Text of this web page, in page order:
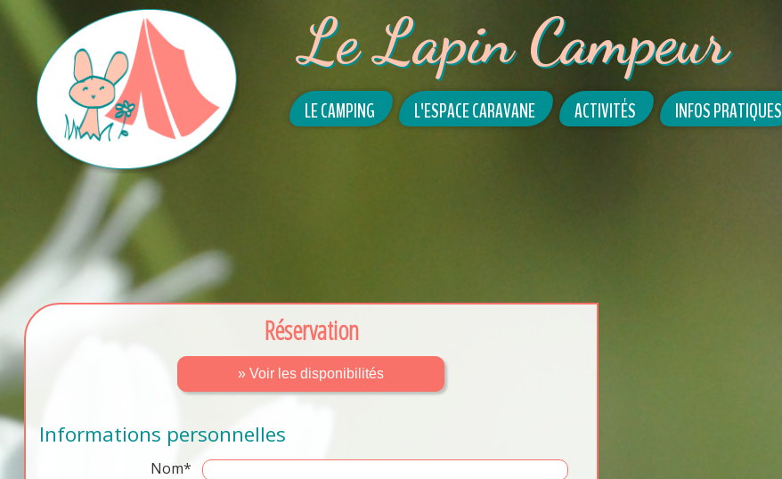
Le Lapin Campeur
LE CAMPING L'ESPACE CARAVANE ACTIVITÉS INFOS PRATIQUES
Réservation
» Voir les disponibilités
Informations personnelles
Nom*